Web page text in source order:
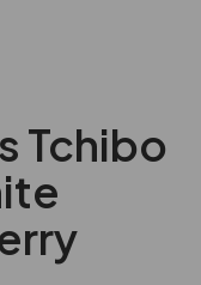
Tchibo